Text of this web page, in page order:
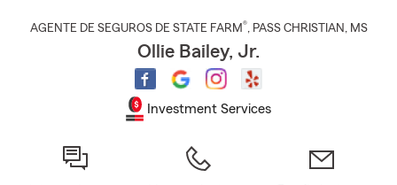
AGENTE DE SEGUROS DE STATE FARM®, PASS CHRISTIAN , MS
Ollie Bailey, Jr.
Investment Services